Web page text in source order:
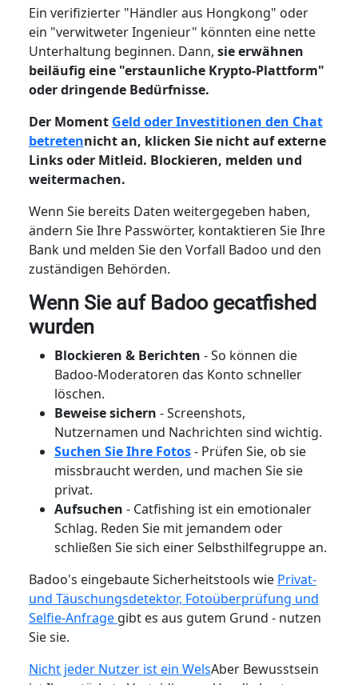
Ein verifizierter "Händler aus Hongkong" oder
ein "verwitweter Ingenieur" könnten eine nette
Unterhaltung beginnen. Dann, sie erwähnen
beiläufig eine "erstaunliche Krypto-Plattform"
oder dringende Bedürfnisse.
Der Moment Geld oder Investitionen den Chat
betretennicht an, klicken Sie nicht auf externe
Links oder Mitleid. Blockieren, melden und
weitermachen.
Wenn Sie bereits Daten weitergegeben haben,
ändern Sie Ihre Passwörter, kontaktieren Sie Ihre
Bank und melden Sie den Vorfall Badoo und den
zuständigen Behörden.
Wenn Sie auf Badoo gecatfished
wurden
Blockieren & Berichten - So können die
Badoo-Moderatoren das Konto schneller
löschen.
Beweise sichern - Screenshots,
Nutzernamen und Nachrichten sind wichtig.
Suchen Sie Ihre Fotos- Prüfen Sie, ob sie
missbraucht werden, und machen Sie sie
privat.
Aufsuchen - Catfishing ist ein emotionaler
Schlag. Reden Sie mit jemandem oder
schließen Sie sich einer Selbsthilfegruppe an.
Badoo's eingebaute Sicherheitstools wie Privat-
und Täuschungsdetektor, Fotoüberprüfung und
Selfie-Anfrage gibt es aus gutem Grund - nutzen
Sie sie.
Nicht jeder Nutzer ist ein WelsAber Bewusstsein